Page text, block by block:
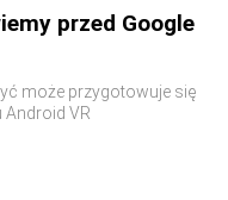
przed Google
może przygotowuje się
Android VR